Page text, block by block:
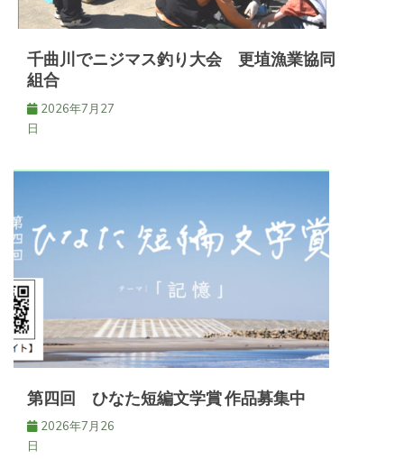
千曲川でニジマス釣り大会 更埴漁業協同
組合
2026年7月27
日
第四回 ひなた短編文学賞 作品募集中
2026年7月26
日